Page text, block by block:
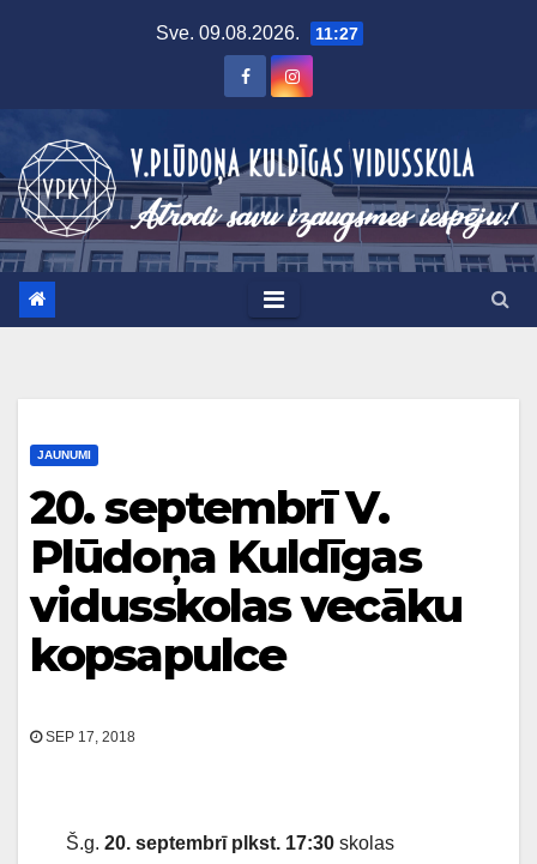
Sve. 09.08.2026. 11:27
JAUNUMI
20. septembrī V.
Plūdoņa Kuldīgas
vidusskolas vecāku
kopsapulce
SEP 17, 2018
Š.g. 20. septembrī plkst. 17:30 skolas